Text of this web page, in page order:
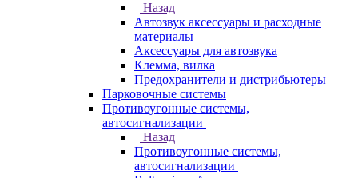
Назад
Автозвук аксессуары и расходные
материалы
Аксессуары для автозвука
Клемма, вилка
Предохранители и дистрибьютеры
Парковочные системы
Противоугонные системы,
автосигнализации
Назад
Противоугонные системы,
автосигнализации